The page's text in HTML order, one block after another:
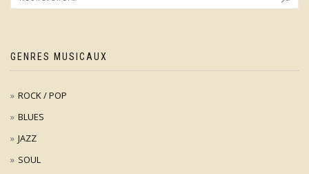
GENRES MUSICAUX
ROCK / POP
BLUES
JAZZ
SOUL